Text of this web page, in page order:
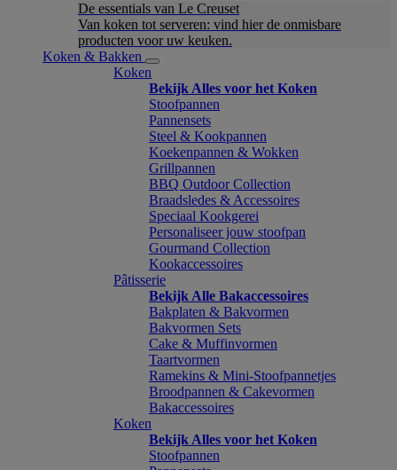
De essentials van Le Creuset
Van koken tot serveren: vind hier de onmisbare
producten voor uw keuken.
Koken & Bakken
Koken
Bekijk Alles voor het Koken
Stoofpannen
Pannensets
Steel & Kookpannen
Koekenpannen & Wokken
Grillpannen
BBQ Outdoor Collection
Braadsledes & Accessoires
Speciaal Kookgerei
Personaliseer jouw stoofpan
Gourmand Collection
Kookaccessoires
Pâtisserie
Bekijk Alle Bakaccessoires
Bakplaten & Bakvormen
Bakvormen Sets
Cake & Muffinvormen
Taartvormen
Ramekins & Mini-Stoofpannetjes
Broodpannen & Cakevormen
Bakaccessoires
Koken
Bekijk Alles voor het Koken
Stoofpannen